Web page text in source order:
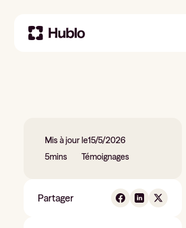
Mis à jour le15/5/2026
5mins Témoignages
Partager